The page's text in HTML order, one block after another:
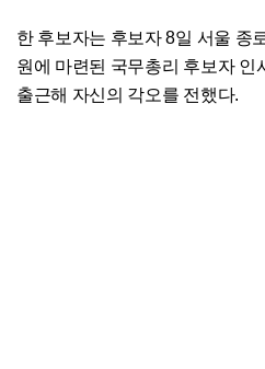
한 후보자는 후보자 8일 서울 종
원에 마련된 국무총리 후보자 인
출근해 자신의 각오를 전했다.